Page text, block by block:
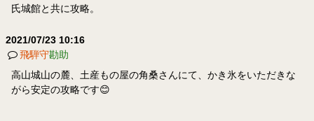
氏城館と共に攻略。
2021/07/23 10:16
飛騨守勘助
高山城山の麓、土産もの屋の角桑さんにて、かき氷をいただきな
がら安定の攻略です😊